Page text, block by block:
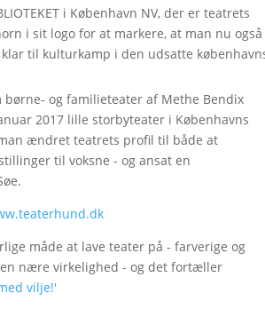
i København NV, der er teatrets
i sit logo for at markere, at man nu også
til kulturkamp i den udsatte
børne- og familieteater af Methe Bendix
2017 lille storbyteater i Københavns
ændret teatrets profil til både at
til voksne - og ansat en
måde at lave teater på - farverige og
nære virkelighed - og det fortæller
vilje!'